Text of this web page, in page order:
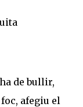
de bullir,
afegiu el